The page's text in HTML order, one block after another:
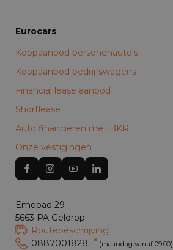
Eurocars
Koopaanbod personenauto’s
Koopaanbod bedrijfswagens
Financial lease aanbod
Shortlease
Auto financieren met BKR
Onze vestigingen
Emopad 29
5663 PA Geldrop
Routebeschrijving
0887001828
(maandag vanaf 09:00)